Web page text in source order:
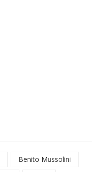
Benito Mussolini